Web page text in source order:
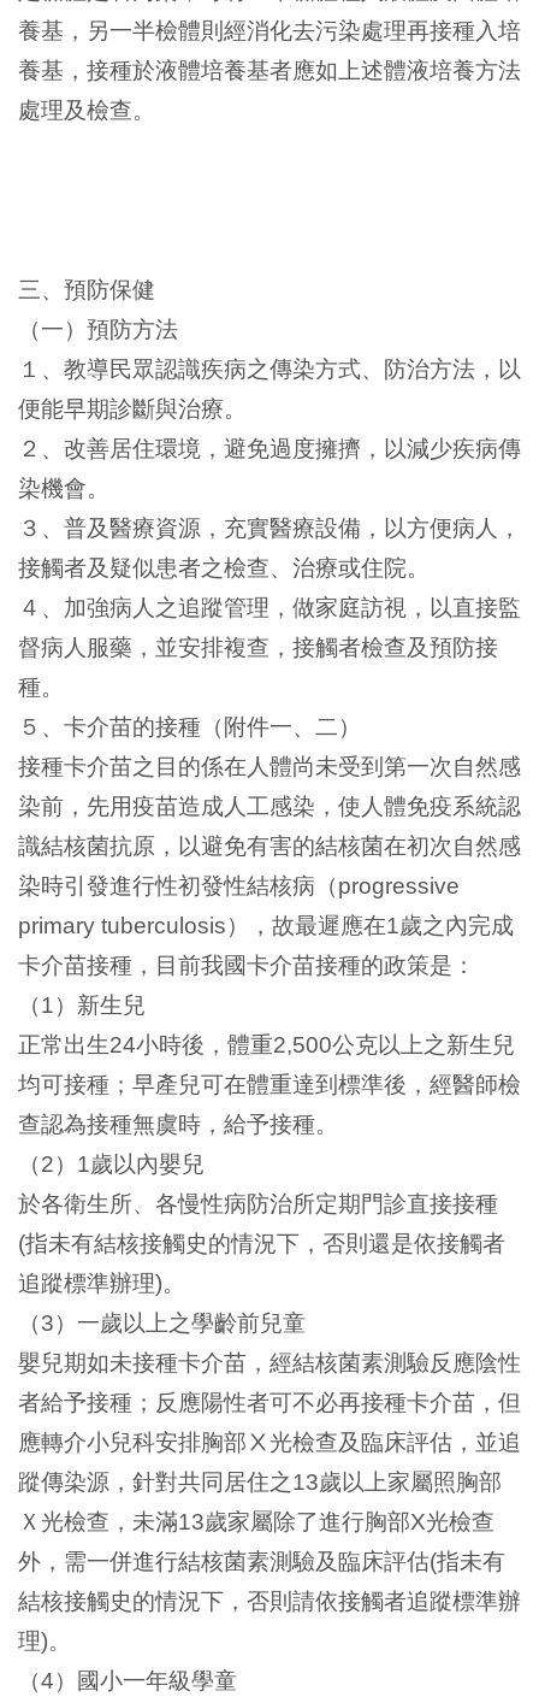
養基，另一半檢體則經消化去污染處理再接種入培
養基，接種於液體培養基者應如上述體液培養方法
處理及檢查。
三、預防保健
（一）預防方法
１、教導民眾認識疾病之傳染方式、防治方法，以
便能早期診斷與治療。
２、改善居住環境，避免過度擁擠，以減少疾病傳
染機會。
３、普及醫療資源，充實醫療設備，以方便病人，
接觸者及疑似患者之檢查、治療或住院。
４、加強病人之追蹤管理，做家庭訪視，以直接監
督病人服藥，並安排複查，接觸者檢查及預防接
種。
５、卡介苗的接種（附件一、二）
接種卡介苗之目的係在人體尚未受到第一次自然感
染前，先用疫苗造成人工感染，使人體免疫系統認
識結核菌抗原，以避免有害的結核菌在初次自然感
染時引發進行性初發性結核病（progressive
primary tuberculosis），故最遲應在1歲之內完成
卡介苗接種，目前我國卡介苗接種的政策是：
（1）新生兒
正常出生24小時後，體重2,500公克以上之新生兒
均可接種；早產兒可在體重達到標準後，經醫師檢
查認為接種無虞時，給予接種。
（2） 1歲以內嬰兒
於各衛生所、各慢性病防治所定期門診直接接種
(指未有結核接觸史的情況下，否則還是依接觸者
追蹤標準辦理)。
（3）一歲以上之學齡前兒童
嬰兒期如未接種卡介苗，經結核菌素測驗反應陰性
者給予接種；反應陽性者可不必再接種卡介苗，但
應轉介小兒科安排胸部Ⅹ光檢查及臨床評估，並追
蹤傳染源，針對共同居住之13歲以上家屬照胸部
Ｘ光檢查，未滿13歲家屬除了進行胸部X光檢查
外，需一併進行結核菌素測驗及臨床評估(指未有
結核接觸史的情況下，否則請依接觸者追蹤標準辦
理)。
（4）國小一年級學童